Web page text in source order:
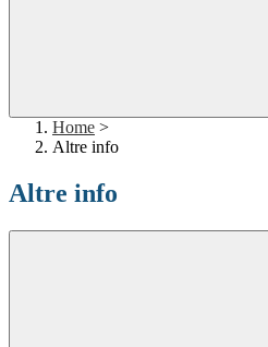
Home >
Altre info
Altre info